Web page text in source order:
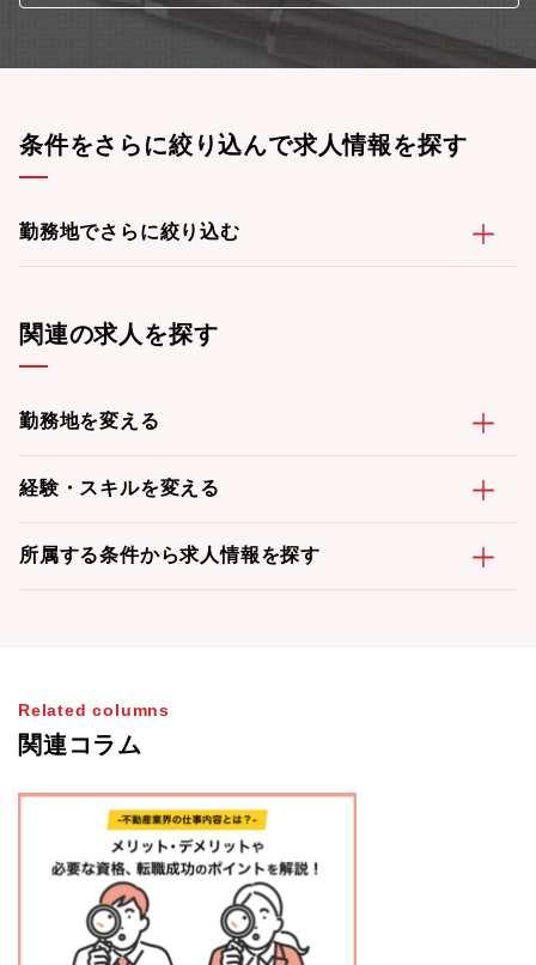
条件をさらに絞り込んで求人情報を探す
勤務地でさらに絞り込む
関連の求人を探す
勤務地を変える
経験・スキルを変える
所属する条件から求人情報を探す
Related columns
関連コラム